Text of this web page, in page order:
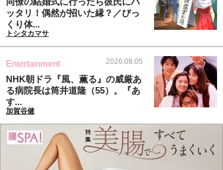
ッタリ！偶然が招いた縁？／びっ
くり体...
トシタカマサ
Entertainment 2026.08.05
NHK朝ドラ『風、薫る』の威厳あ
る病院長は筒井道隆（55）。『あ
す...
加賀谷健